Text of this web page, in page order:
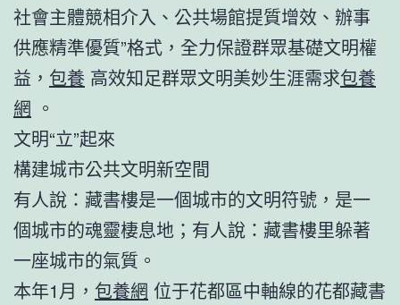
社會主體競相介入、公共場館提質增效、辦事
供應精準優質”格式，全力保證群眾基礎文明權
益， 包養 高效知足群眾文明美妙生涯需求包養
網 。
文明“立”起來
構建城市公共文明新空間
有人說：藏書樓是一個城市的文明符號，是一
個城市的魂靈棲息地；有人說：藏書樓里躲著
一座城市的氣質。
本年1月， 包養網 位于花都區中軸線的花都藏書